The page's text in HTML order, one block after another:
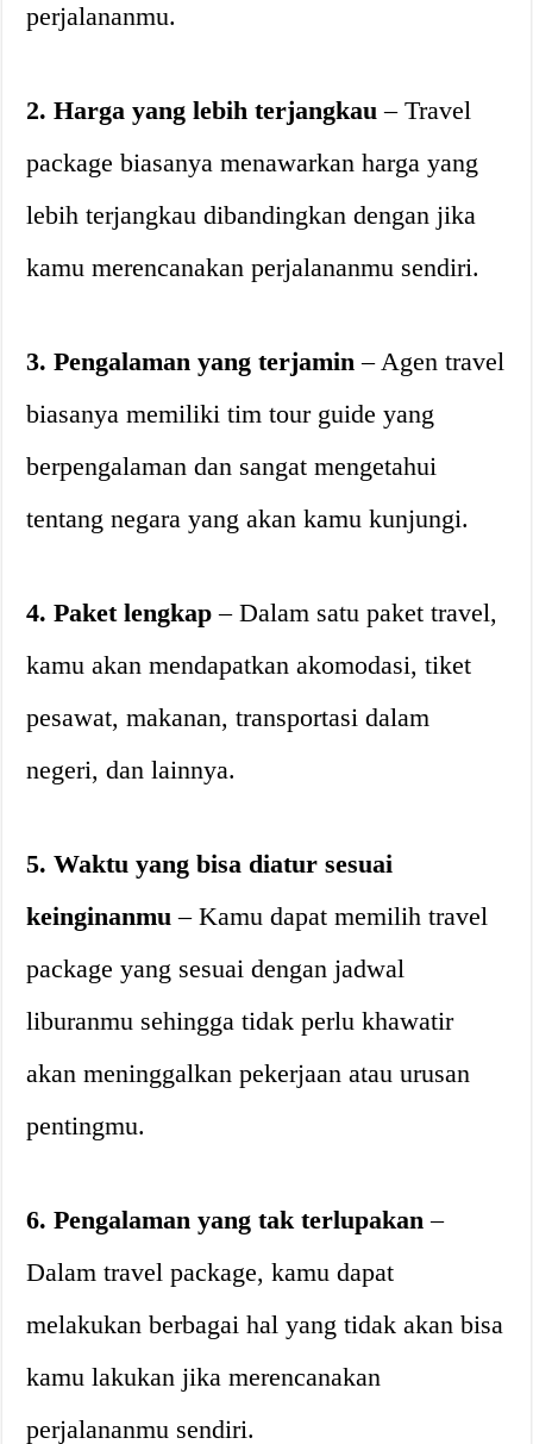
perjalananmu.
2. Harga yang lebih terjangkau – Travel
package biasanya menawarkan harga yang
lebih terjangkau dibandingkan dengan jika
kamu merencanakan perjalananmu sendiri.
3. Pengalaman yang terjamin – Agen travel
biasanya memiliki tim tour guide yang
berpengalaman dan sangat mengetahui
tentang negara yang akan kamu kunjungi.
4. Paket lengkap – Dalam satu paket travel,
kamu akan mendapatkan akomodasi, tiket
pesawat, makanan, transportasi dalam
negeri, dan lainnya.
5. Waktu yang bisa diatur sesuai
keinginanmu – Kamu dapat memilih travel
package yang sesuai dengan jadwal
liburanmu sehingga tidak perlu khawatir
akan meninggalkan pekerjaan atau urusan
pentingmu.
6. Pengalaman yang tak terlupakan –
Dalam travel package, kamu dapat
melakukan berbagai hal yang tidak akan bisa
kamu lakukan jika merencanakan
perjalananmu sendiri.